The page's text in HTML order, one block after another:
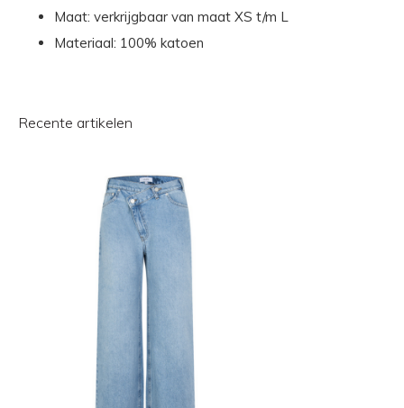
Maat: verkrijgbaar van maat XS t/m L
Materiaal: 100% katoen
Recente artikelen